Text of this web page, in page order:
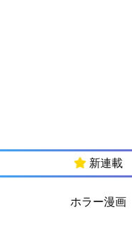
新連載
ホラー漫画